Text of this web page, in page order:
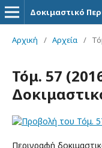
Δοκιμαστικό
Αρχική / Αρχεία /
Τόμ. 57
Περιγραφή